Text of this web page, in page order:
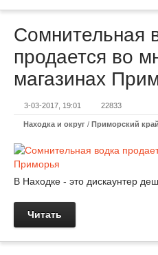
Сомнительная
продается во
магазинах
3-03-2017, 19:01 22833
Находка и округ / Приморский край
В Находке - это дискаунтер
Читать